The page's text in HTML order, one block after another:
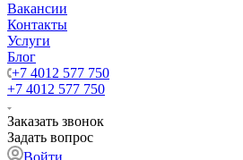
Вакансии
Контакты
Услуги
Блог
+7 4012 577 750
+7 4012 577 750
Заказать звонок
Задать вопрос
Войти